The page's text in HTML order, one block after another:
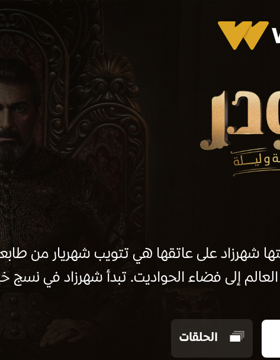
شهرزاد على عاتقها هي تتويب شهريار من
إلى فضاء الحواديت. تبدأ شهرزاد في
الحلقات